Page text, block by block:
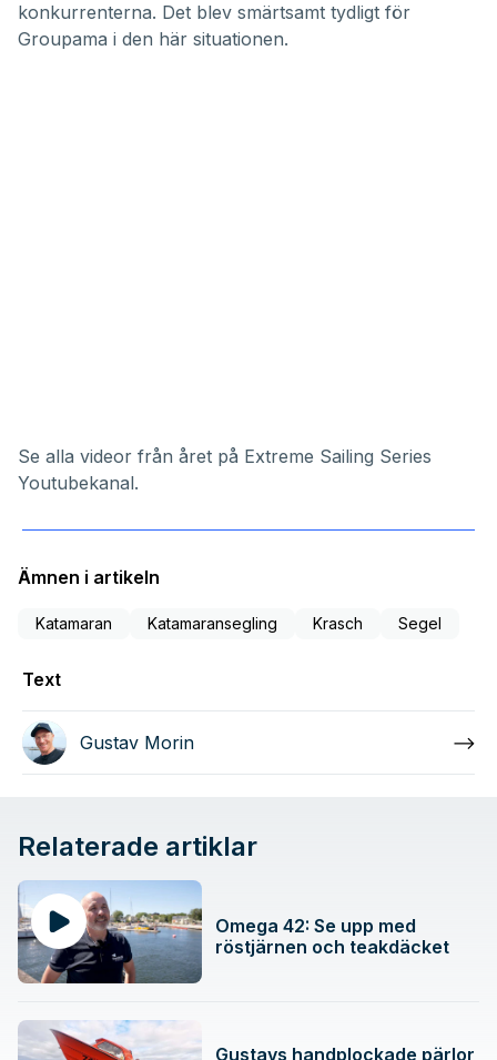
konkurrenterna. Det blev smärtsamt tydligt för
Groupama i den här situationen.
Se alla videor från året på Extreme Sailing Series
Youtubekanal.
Ämnen i artikeln
Katamaran Katamaransegling Krasch Segel
Text
Gustav Morin
Relaterade artiklar
Omega 42: Se upp med
röstjärnen och teakdäcket
Gustavs handplockade pärlor